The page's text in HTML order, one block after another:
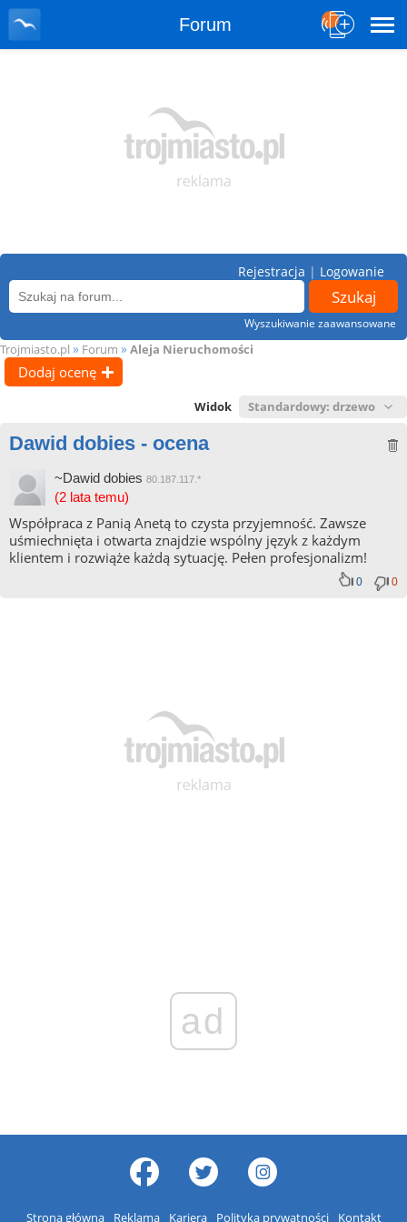
Forum
Wyszukiwanie zaawansowane
Rejestracja | Logowanie
Trojmiasto.pl » Forum » Aleja Nieruchomości
Dodaj ocenę
Widok
Dawid dobies - ocena
~Dawid dobies 80.187.117.*
(2 lata temu)
Współpraca z Panią Anetą to czysta przyjemność. Zawsze
uśmiechnięta i otwarta znajdzie wspólny język z każdym
klientem i rozwiąże każdą sytuację. Pełen profesjonalizm!
0 0
ad
Strona główna Reklama Kariera Polityka prywatności Kontakt